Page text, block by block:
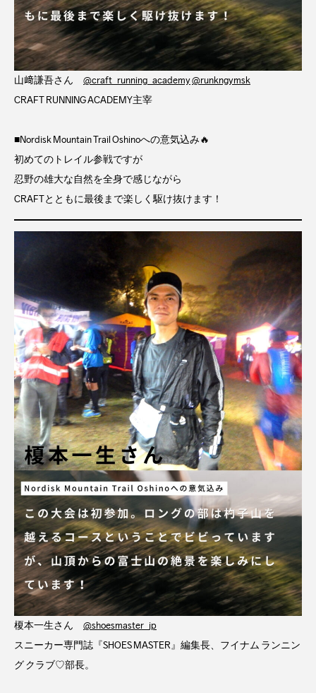
山﨑謙吾さん @craft_running_academy@runkngymsk
CRAFT RUNNING ACADEMY主宰
⁡■Nordisk Mountain Trail Oshinoへの意気込み🔥
初めてのトレイル参戦ですが
忍野の雄大な自然を全身で感じながら
CRAFTとともに最後まで楽しく駆け抜けます！
榎本一生さん @shoesmaster_jp
スニーカー専門誌『SHOES MASTER』編集長、フイナム ランニン
グ クラブ♡部長。